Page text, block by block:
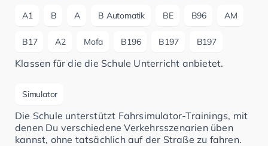
A1 B A B Automatik BE B96 AM
B17 A2 Mofa B196 B197 B197
Klassen für die die Schule Unterricht anbietet.
Simulator
Die Schule unterstützt Fahrsimulator-Trainings, mit
denen Du verschiedene Verkehrsszenarien üben
kannst, ohne tatsächlich auf der Straße zu fahren.